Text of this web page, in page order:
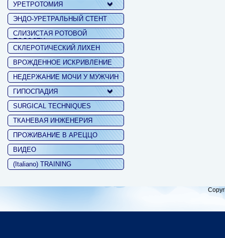
УРЕТРОТОМИЯ
ЭНДО-УРЕТРАЛЬНЫЙ СТЕНТ
СЛИЗИСТАЯ РОТОВОЙ
ПОЛОСТИ
СКЛЕРОТИЧЕСКИЙ ЛИХЕН
ВРОЖДЕННОЕ ИСКРИВЛЕНИЕ
НЕДЕРЖАНИЕ МОЧИ У МУЖЧИН
ГИПОСПАДИЯ
SURGICAL TECHNIQUES
ТКАНЕВАЯ ИНЖЕНЕРИЯ
ПРОЖИВАНИЕ В АРЕЦЦО
ВИДЕО
(Italiano) TRAINING